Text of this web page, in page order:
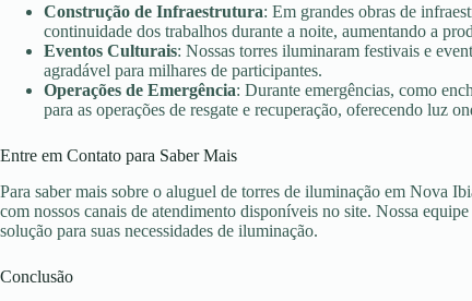
Construção de Infraestrutura: Em grandes obras de
continuidade dos trabalhos durante a noite, aumentando a
Eventos Culturais: Nossas torres iluminaram festivais e
agradável para milhares de participantes.
Operações de Emergência: Durante emergências, como
para as operações de resgate e recuperação, oferecendo luz
Entre em Contato para Saber Mais
Para saber mais sobre o aluguel de torres de iluminação em Nova
com nossos canais de atendimento disponíveis no site. Nossa
solução para suas necessidades de iluminação.
Conclusão